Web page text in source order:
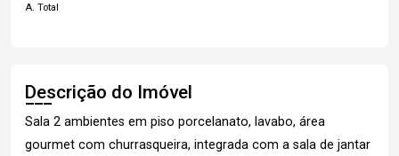
A. Total
Descrição do Imóvel
Sala 2 ambientes em piso porcelanato, lavabo, área
gourmet com churrasqueira, integrada com a sala de jantar